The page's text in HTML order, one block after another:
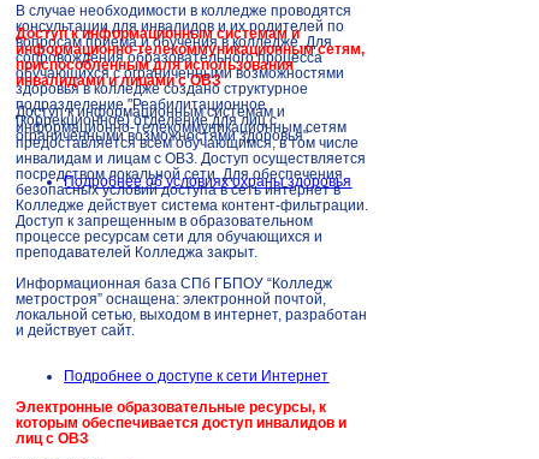
В случае необходимости в колледже проводятся
консультации для инвалидов и их родителей по
вопросам приема и обучения в колледже. Для
сопровождения образовательного процесса
обучающихся с ограниченными возможностями
здоровья в колледже создано структурное
подразделение "Реабилитационное
(коррекционное) отделение для лиц с
ограниченными возможностями здоровья"
Подробнее об условиях охраны здоровья
Доступ к информационным системам и
информационно-телекоммуникационным сетям,
приспособленным для использования
инвалидами и лицами с ОВЗ
Доступ к информационным системам и
информационно-телекоммуникационным сетям
предоставляется всем обучающимся, в том числе
инвалидам и лицам с ОВЗ. Доступ осуществляется
посредством локальной сети. Для обеспечения
безопасных условий доступа в сеть интернет в
Колледже действует система контент-фильтрации.
Доступ к запрещенным в образовательном
процессе ресурсам сети для обучающихся и
преподавателей Колледжа закрыт.
Информационная база СПб ГБПОУ “Колледж
метростроя” оснащена: электронной почтой,
локальной сетью, выходом в интернет, разработан
и действует сайт.
Подробнее о доступе к сети Интернет
Электронные образовательные ресурсы, к
которым обеспечивается доступ инвалидов и
лиц с ОВЗ